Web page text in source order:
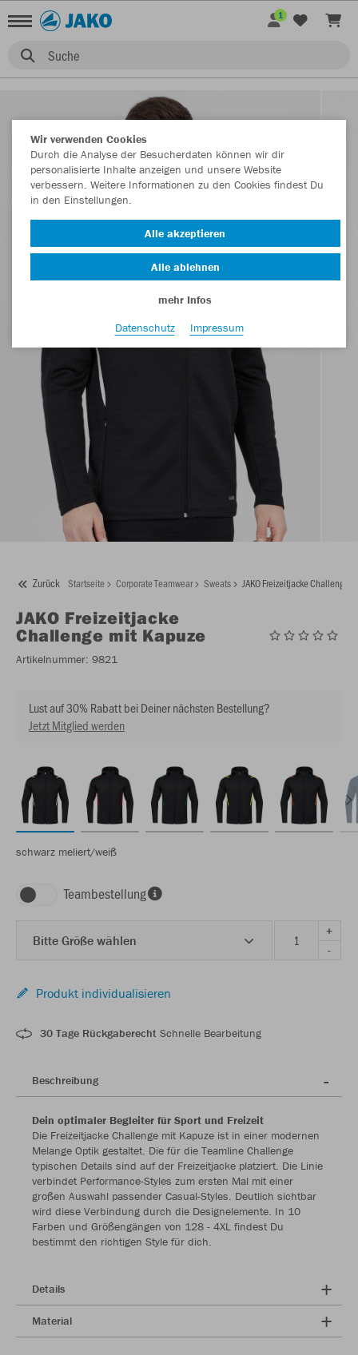
Suche
1
Zurück Startseite Corporate Teamwear Sweats JAKO Freizeitjacke Challenge
JAKO Freizeitjacke
Challenge mit Kapuze
Artikelnummer: 9821
Lust auf 30% Rabatt bei Deiner nächsten Bestellung?
Jetzt Mitglied werden
schwarz meliert/weiß
Teambestellung
Bitte Größe wählen
+
-
Produkt individualisieren
30 Tage Rückgaberecht Schnelle Bearbeitung
Beschreibung
Dein optimaler Begleiter für Sport und Freizeit
Die Freizeitjacke Challenge mit Kapuze ist in einer modernen
Melange Optik gestaltet. Die für die Teamline Challenge
typischen Details sind auf der Freizeitjacke platziert. Die Linie
verbindet Performance-Styles zum ersten Mal mit einer
großen Auswahl passender Casual-Styles. Deutlich sichtbar
wird diese Verbindung durch die Designelemente. In 10
Farben und Größengängen von 128 - 4XL findest Du
bestimmt den richtigen Style für dich.
Details
Material
Wir verwenden Cookies
Durch die Analyse der Besucherdaten können wir dir
personalisierte Inhalte anzeigen und unsere Website
verbessern. Weitere Informationen zu den Cookies findest Du
in den Einstellungen.
Alle akzeptieren
Alle ablehnen
mehr Infos
Datenschutz
Impressum